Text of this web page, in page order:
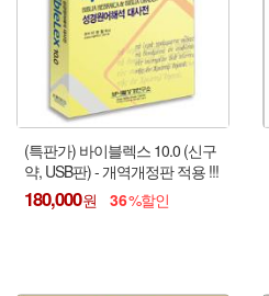
(특판가) 바이블렉스 10.0 (신구
약, USB판) - 개역개정판 적용 !!!
180,000 36